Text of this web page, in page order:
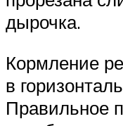
дырочка.
Кормление
в
Правильное